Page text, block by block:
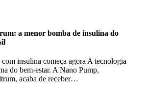
a menor bomba de insulina do
insulina começa agora A tecnologia
do bem-estar. A Nano Pump,
acaba de receber…